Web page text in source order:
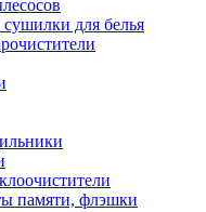
для белья
памяти, флэшки